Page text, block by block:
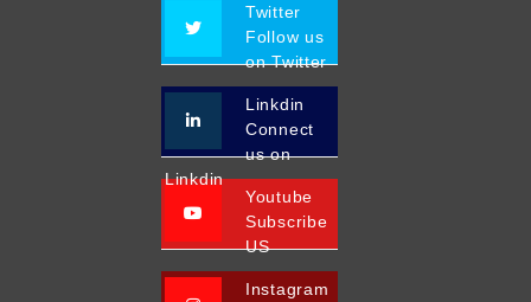
Twitter
Follow us
on Twitter
Linkdin
Connect
us on
Linkdin
Youtube
Subscribe
US
Instagram